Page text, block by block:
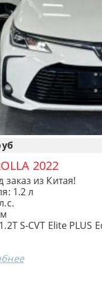
2022
из Китая!
1.2 л
S-CVT Elite PLUS